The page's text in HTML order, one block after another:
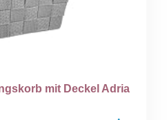
mit Deckel Adria